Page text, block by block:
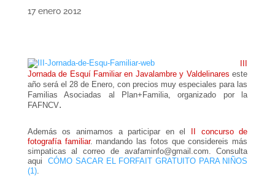
17 enero 2012
Jornada de Esquí Familiar en Javalambre y Valdelinares este
año será el 28 de Enero,con precios muy especiales para las
Familias Asociadas al Plan+Familia, organizado por la
FAFNCV.
Además os animamos a participar en el
II concurso de
fotografía familiar. mandando las fotos que considereis más
simpaticas al correo de avafaminfo@gmail.com. Consulta
aquiCÓMO SACAR EL FORFAIT GRATUITO PARA NIÑOS
(1).